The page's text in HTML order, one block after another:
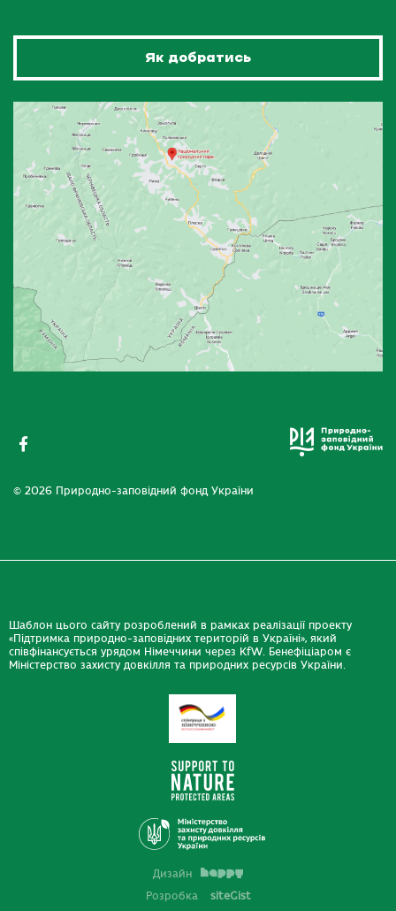
Як добратись
© 2026 Природно-заповідний фонд України
Шаблон цього сайту розроблений в рамках реалізації проекту
«Підтримка природно-заповідних територій в Україні», який
співфінансується урядом Німеччини через KfW. Бенефіціаром є
Міністерство захисту довкілля та природних ресурсів України.
Дизайн
Розробка
siteGist